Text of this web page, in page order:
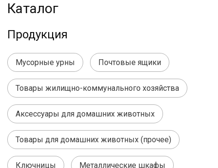
Каталог
Продукция
Мусорные урны Почтовые ящики
Товары жилищно-коммунального хозяйства
Аксессуары для домашних животных
Товары для домашних животных (прочее)
Ключницы Металлические шкафы